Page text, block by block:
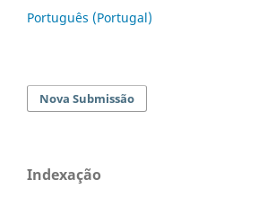
Português (Portugal)
Nova Submissão
Indexação